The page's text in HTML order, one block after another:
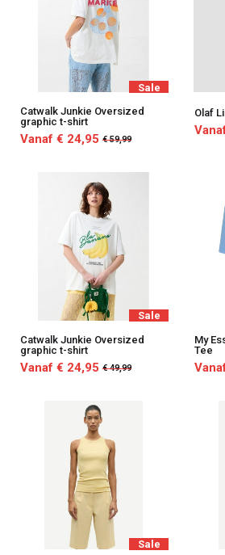
Sale
Catwalk Junkie Oversized
graphic t-shirt
Vanaf € 24,95 € 59,99
Olaf
Sale
Catwalk Junkie Oversized
graphic t-shirt
Vanaf € 24,95 € 49,99
My
Tee
Sale